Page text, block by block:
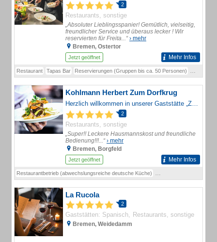
2
Restaurants, sonstige
„Absoluter Lieblingsspanier! Gemütlich, vielseitig,
freundlicher Service und überaus lecker ! Wir
reservierten für Freita...“› mehr
Bremen, Ostertor
Jetzt geöffnet Mehr Infos
Restaurant Tapas Bar Reservierungen (Gruppen bis ca. 50 Personen)
Kohlmann Herbert Zum Dorfkrug
Herzlich willkommen in unserer Gaststätte „Zum Dorfkrug"
2
Restaurants, sonstige
„Super!! Leckere Hausmannskost und freundliche
Bedienung!!!...“› mehr
Bremen, Borgfeld
Jetzt geöffnet Mehr Infos
Restaurantbetrieb (abwechslungsreiche deutsche Küche)
La Rucola
2
Gaststätten: Spanisch Restaurants, sonstige
Bremen, Weidedamm